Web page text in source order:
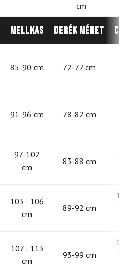
cm
Mellkas Derék méret
85-90 cm 72-77 cm
91-96 cm 78-82 cm
97-102
cm
83-88 cm
103 - 106
cm
89-92 cm
107 - 113
cm
93-99 cm